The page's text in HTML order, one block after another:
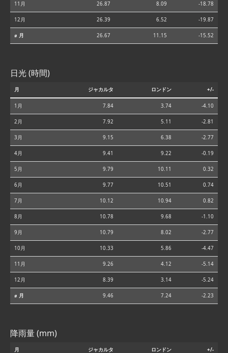
11月 26.87 8.09 -18.78
12月 26.39 6.52 -19.87
⌀ 月 26.67 11.15 -15.52
日光 (時間)
月 ジャカルタ ロンドン +/-
1月 7.84 3.74 -4.10
2月 7.92 5.11 -2.81
3月 9.15 6.38 -2.77
4月 9.41 9.22 -0.19
5月 9.79 10.11 0.32
6月 9.77 10.51 0.74
7月 10.12 10.94 0.82
8月 10.78 9.68 -1.10
9月 10.79 8.02 -2.77
10月 10.33 5.86 -4.47
11月 9.26 4.12 -5.14
12月 8.39 3.14 -5.24
⌀ 月 9.46 7.24 -2.23
降雨量 (mm)
月 ジャカルタ ロンドン +/-